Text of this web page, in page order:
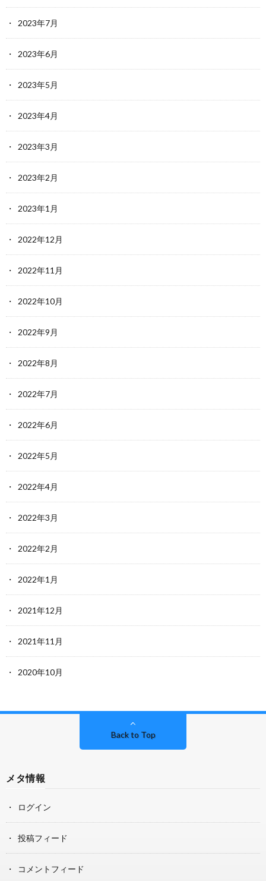
2023年7月
2023年6月
2023年5月
2023年4月
2023年3月
2023年2月
2023年1月
2022年12月
2022年11月
2022年10月
2022年9月
2022年8月
2022年7月
2022年6月
2022年5月
2022年4月
2022年3月
2022年2月
2022年1月
2021年12月
2021年11月
2020年10月
Back to Top
メタ情報
ログイン
投稿フィード
コメントフィード